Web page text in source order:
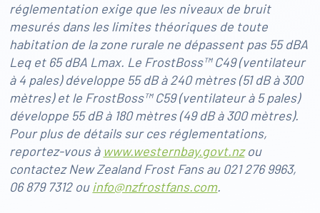
réglementation exige que les niveaux de bruit
mesurés dans les limites théoriques de toute
habitation de la zone rurale ne dépassent pas 55 dBA
Leq et 65 dBA Lmax. Le FrostBoss™ C49 (ventilateur
à 4 pales) développe 55 dB à 240 mètres (51 dB à 300
mètres) et le FrostBoss™ C59 (ventilateur à 5 pales)
développe 55 dB à 180 mètres (49 dB à 300 mètres).
Pour plus de détails sur ces réglementations,
reportez-vous à www.westernbay.govt.nzou
contactez New Zealand Frost Fans au 021 276 9963,
06 879 7312 ou info@nzfrostfans.com.